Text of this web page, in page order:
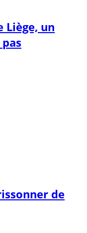
Liège, un
de